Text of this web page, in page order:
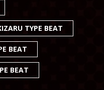
TYPE BEAT
BEAT
BEAT